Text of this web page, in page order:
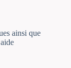
ainsi que